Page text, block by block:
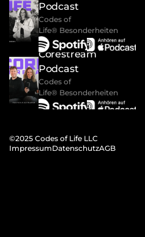
Podcast
Codes of
Life® Besonderheiten
Corestream
Podcast
Codes of
Life® Besonderheiten
©2025 Codes of Life LLC
ImpressumDatenschutzAGB